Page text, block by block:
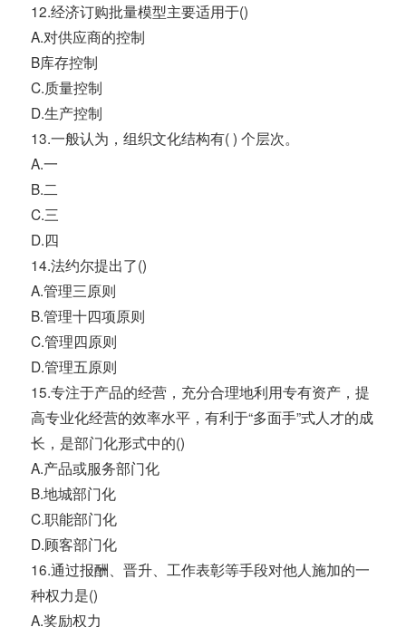
12.经济订购批量模型主要适用于()
A.对供应商的控制
B库存控制
C.质量控制
D.生产控制
13.一般认为，组织文化结构有( ) 个层次。
A.一
B.二
C.三
D.四
14.法约尔提出了()
A.管理三原则
B.管理十四项原则
C.管理四原则
D.管理五原则
15.专注于产品的经营，充分合理地利用专有资产，提
高专业化经营的效率水平，有利于“多面手”式人才的成
长，是部门化形式中的()
A.产品或服务部门化
B.地城部门化
C.职能部门化
D.顾客部门化
16.通过报酬、晋升、工作表彰等手段对他人施加的一
种权力是()
A.奖励权力